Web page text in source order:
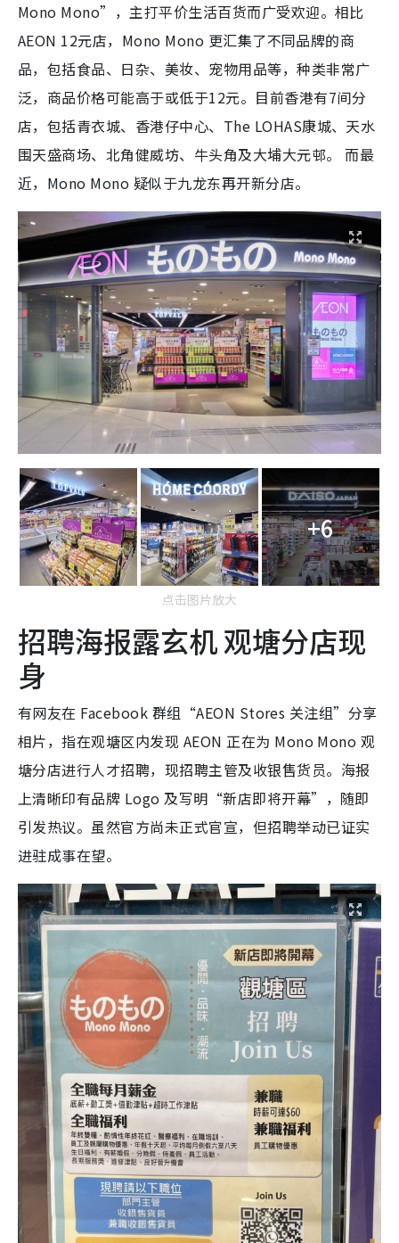
Mono Mono”，主打平价生活百货而广受欢迎。相比
AEON 12元店，Mono Mono 更汇集了不同品牌的商
品，包括食品、日杂、美妆、宠物用品等，种类非常广
泛，商品价格可能高于或低于12元。目前香港有7间分
店，包括青衣城、香港仔中心、The LOHAS康城、天水
围天盛商场、北角健威坊、牛头角及大埔大元邨。 而最
近，Mono Mono 疑似于九龙东再开新分店。
+6
点击图片放大
招聘海报露玄机 观塘分店现
身
有网友在 Facebook 群组“AEON Stores 关注组”分享
相片，指在观塘区内发现 AEON 正在为 Mono Mono 观
塘分店进行人才招聘，现招聘主管及收银售货员。海报
上清晰印有品牌 Logo 及写明“新店即将开幕”，随即
引发热议。虽然官方尚未正式官宣，但招聘举动已证实
进驻成事在望。